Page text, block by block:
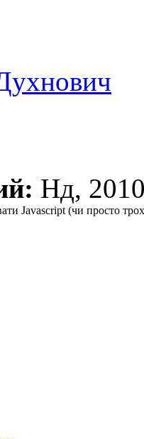
Нд,
Javascript (чи просто